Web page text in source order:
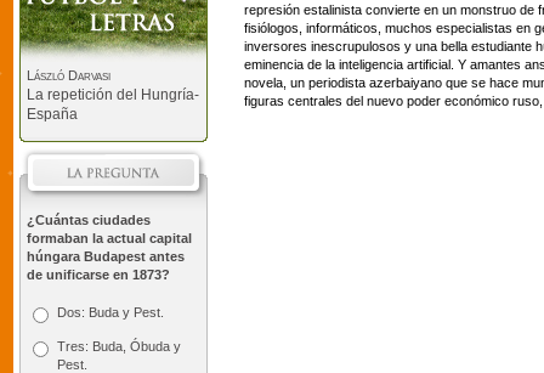
László Darvasi
La repetición del Hungría-
España
¿Cuántas ciudades
formaban la actual capital
húngara Budapest antes
de unificarse en 1873?
Dos: Buda y Pest.
Tres: Buda, Óbuda y
Pest.
represión estalinista convierte en un monstruo de
fisiólogos, informáticos, muchos especialistas en
inversores inescrupulosos y una bella estudiante
eminencia de la inteligencia artificial. Y amantes
novela, un periodista azerbaiyano que se hace
figuras centrales del nuevo poder económico